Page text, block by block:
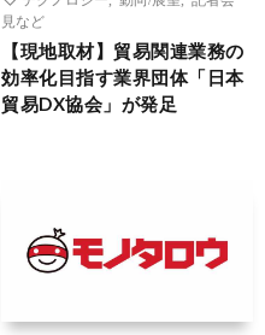
見など
【現地取材】貿易関連業務の
効率化目指す業界団体「日本
貿易DX協会」が発足